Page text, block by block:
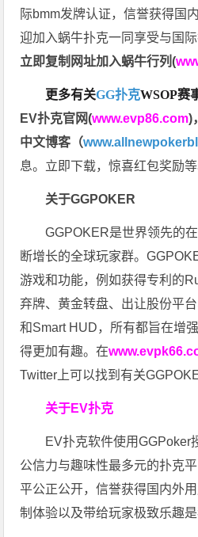
际bmm发牌认证，信誉获得国
迎加入蜗牛扑克一同享受与国
立即复制网址加入蜗牛行列(
更多有关GG扑克WSOP赛
EV扑克官网(www.evp86.com)，
中文博客（
息。立即下载，惊喜红包奖励
关于GGPOKER
GGPOKER是世界领先的
断增长的全球玩家群。
游戏和功能，例如获得专利的
弃牌、黄金转盘、出让股份平
和Smart HUD，所有都旨在增
得更加有趣。在
Twitter上可以找到有关
关于EV扑克
EV扑克软件使用GGPoker
公信力与趣味性最多元的扑克
平公正公开，信誉获得国内外
制体验以及带给玩家极致乐趣是